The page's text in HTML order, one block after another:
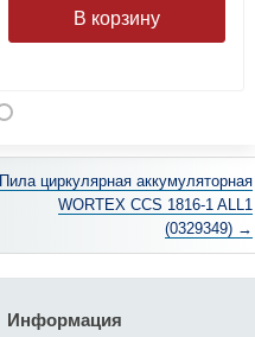
Пила циркулярная аккумуляторная
WORTEX CCS 1816-1 ALL1
(0329349) →
Информация